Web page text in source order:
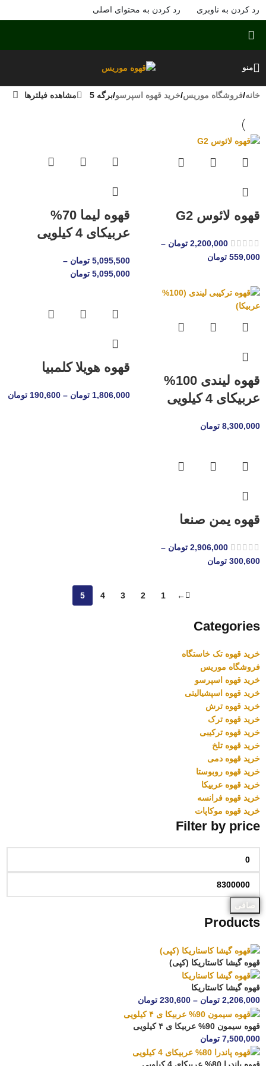
رد کردن به ناوبری رد کردن به محتوای اصلی
منو
Categories
خرید قهوه تک خاستگاه
فروشگاه موریس
خرید قهوه اسپرسو
خرید قهوه اسپشیالیتی
خرید قهوه ترش
خرید قهوه ترک
خرید قهوه ترکیبی
خرید قهوه تلخ
خرید قهوه دمی
خرید قهوه روبوستا
خرید قهوه عربیکا
خرید قهوه فرانسه
خرید قهوه موکاپات
Filter by price
صافی
Products
قهوه گیشا کاستاریکا (کپی)
قهوه گیشا کاستاریکا
2,206,000 تومان –
230,600 تومان
قهوه سیمون 90% عربیکا ی ۴ کیلویی
7,500,000 تومان
خانه/فروشگاه موریس/خرید قهوه اسپرسو/برگه 5 مشاهده فیلترها
قهوه لائوس G2
2,200,000 تومان –
559,000 تومان
قهوه لیما 70%
عربیکای 4 کیلویی
5,095,500 تومان –
5,095,000 تومان
قهوه لیندی 100%
عربیکای 4 کیلویی
8,300,000 تومان
قهوه هویلا کلمبیا
1,806,000 تومان –
190,600 تومان
قهوه یمن صنعا
2,906,000 تومان –
300,600 تومان
←
1
2
3
4
5